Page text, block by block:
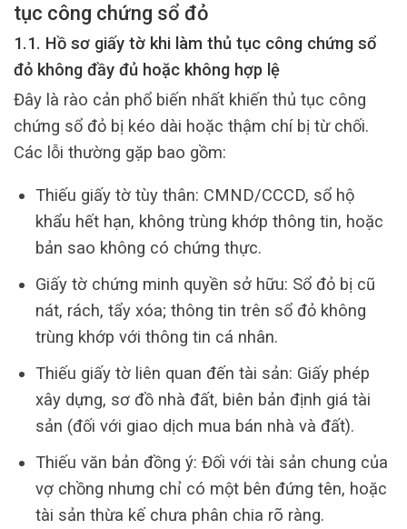
tục công chứng sổ đỏ
1.1. Hồ sơ giấy tờ khi làm thủ tục công chứng sổ
đỏ không đầy đủ hoặc không hợp lệ
Đây là rào cản phổ biến nhất khiến thủ tục công
chứng sổ đỏ bị kéo dài hoặc thậm chí bị từ chối.
Các lỗi thường gặp bao gồm:
Thiếu giấy tờ tùy thân: CMND/CCCD, sổ hộ
khẩu hết hạn, không trùng khớp thông tin, hoặc
bản sao không có chứng thực.
Giấy tờ chứng minh quyền sở hữu: Sổ đỏ bị cũ
nát, rách, tẩy xóa; thông tin trên sổ đỏ không
trùng khớp với thông tin cá nhân.
Thiếu giấy tờ liên quan đến tài sản: Giấy phép
xây dựng, sơ đồ nhà đất, biên bản định giá tài
sản (đối với giao dịch mua bán nhà và đất).
Thiếu văn bản đồng ý: Đối với tài sản chung của
vợ chồng nhưng chỉ có một bên đứng tên, hoặc
tài sản thừa kế chưa phân chia rõ ràng.